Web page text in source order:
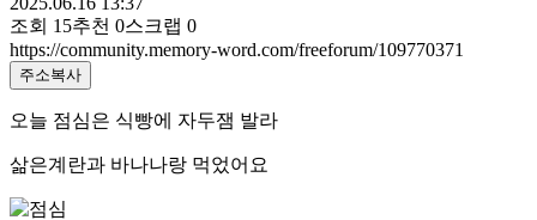
조회 15추천 0스크랩 0
https://community.memory-word.com/freeforum/109770371
주소복사
오늘 점심은 식빵에 자두잼 발라
삶은계란과 바나나랑 먹었어요